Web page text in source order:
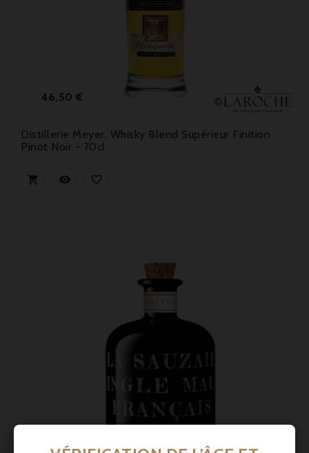
Prix
46,50 €
Distillerie Meyer, Whisky Blend Supérieur Finition
Pinot Noir - 70cl
  